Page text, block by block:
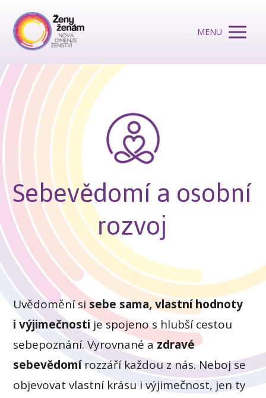
MENU
Sebevědomí a osobní
rozvoj
Uvědomění si sebe sama, vlastní hodnoty
i výjimečnosti je spojeno s hlubší cestou
sebepoznání. Vyrovnané azdravé
sebevědomírozzáří každou z nás. Neboj se
objevovat vlastní krásu i výjimečnost, jen ty